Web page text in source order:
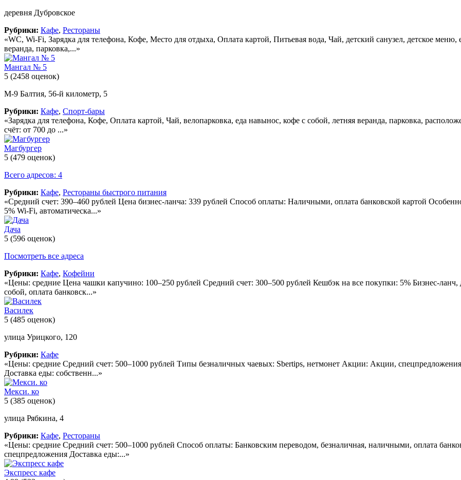
деревня Дубровское
Рубрики: Кафе, Рестораны
«WC, Wi-Fi, Зарядка для телефона, Кофе, Место для отдыха, Оплата картой, Питьевая вода, Чай, детский санузел, детское меню,
веранда, парковка,...»
Мангал № 5
5 (2458 оценок)
М-9 Балтия, 56-й километр, 5
Рубрики: Кафе, Спорт-бары
«Зарядка для телефона, Кофе, Оплата картой, Чай, велопарковка, еда навынос, кофе с собой, летняя веранда, парковка,
счёт: от 700 до ...»
Магбургер
5 (479 оценок)
Всего адресов: 4
Рубрики: Кафе, Рестораны быстрого питания
«Средний счет: 390–460 рублей Цена бизнес-ланча: 339 рублей Способ оплаты: Наличными, оплата банковской картой
5% Wi-Fi, автоматическа...»
Дача
5 (596 оценок)
Посмотреть все адреса
Рубрики: Кафе, Кофейни
«Цены: средние Цена чашки капучино: 100–250 рублей Средний счет: 300–500 рублей Кешбэк на все покупки: 5% Бизнес-ланч,
собой, оплата банковск...»
Василек
5 (485 оценок)
улица Урицкого, 120
Рубрики: Кафе
«Цены: средние Средний счет: 500–1000 рублей Типы безналичных чаевых: Sbertips, нетмонет Акции: Акции,
Доставка еды: собственн...»
Мекси. ко
5 (385 оценок)
улица Рябкина, 4
Рубрики: Кафе, Рестораны
«Цены: средние Средний счет: 500–1000 рублей Способ оплаты: Банковским переводом, безналичная, наличными, оплата
спецпредложения Доставка еды:...»
Экспресс кафе